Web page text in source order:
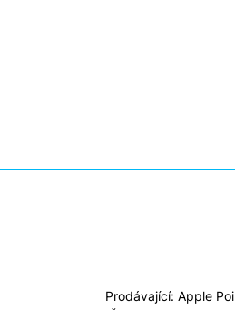
Prodávající: Apple